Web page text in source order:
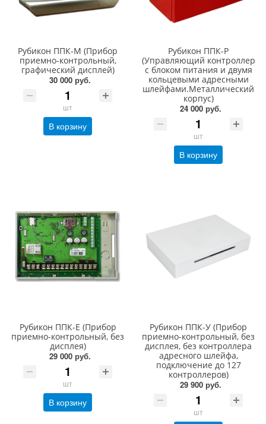
Рубикон ППК-М (Прибор
приемно-контрольный,
графический дисплей)
30 000 руб.
шт
В корзину
Рубикон ППК-Р
(Управляющий контроллер
с блоком питания и двумя
кольцевыми адресными
шлейфами.Металлический
корпус)
24 000 руб.
шт
В корзину
Рубикон ППК-Е (Прибор
приемно-контрольный, без
дисплея)
29 000 руб.
шт
В корзину
Рубикон ППК-У (Прибор
приемно-контрольный, без
дисплея, без контроллера
адресного шлейфа,
подключение до 127
контроллеров)
29 900 руб.
шт